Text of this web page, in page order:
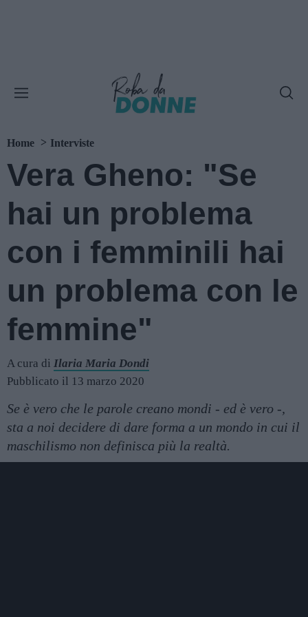
Home Interviste
Vera Gheno: "Se
hai un problema
con i femminili hai
un problema con le
femmine"
A cura di Ilaria Maria Dondi
Pubblicato il 13 marzo 2020
Se è vero che le parole creano mondi - ed è vero -,
sta a noi decidere di dare forma a un mondo in cui il
maschilismo non definisca più la realtà.